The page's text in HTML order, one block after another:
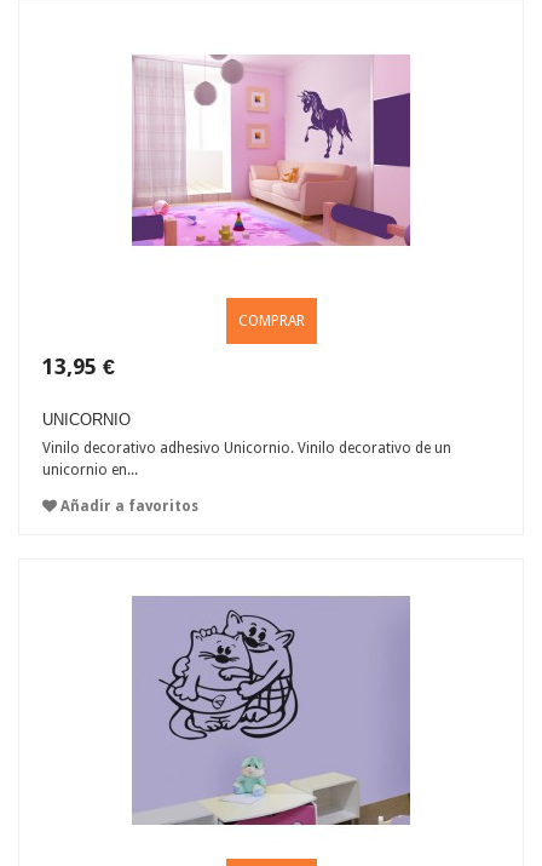
COMPRAR
13,95 €
UNICORNIO
Vinilo decorativo adhesivo Unicornio. Vinilo decorativo de un
unicornio en...
Añadir a favoritos